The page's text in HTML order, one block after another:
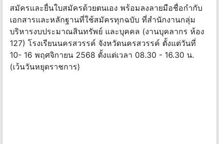
สมัครและยื่นใบสมัครด้วยตนเอง พร้อมลงลายมือชื่อกํากับ
เอกสารและหลักฐานที่ใช้สมัครทุกฉบับ ที่สํานักงานกลุ่ม
บริหารงบประมาณสินทรัพย์ และบุคคล (งานบุคลากร ห้อง
127) โรงเรียนนครสวรรค์ จังหวัดนครสวรรค์ ตั้งแต่วันที่
10- 16 พฤศจิกายน 2568 ตั้งแต่เวลา 08.30 - 16.30 น.
(เว้นวันหยุดราชการ)